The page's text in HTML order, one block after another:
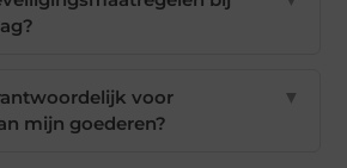
voor
mijn goederen?
▼